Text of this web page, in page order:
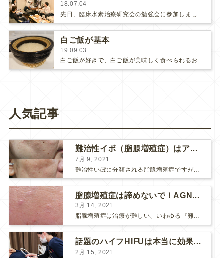
18.07.04
白ご飯が基本
19.09.03
白ご飯が好きで、白ご飯が美味しく食べられるおかずが家での食事の基準です。糖質制限が流行っている中、「そんなのダメ！」と言われて…
人気記事
難治性イボ（脂腺増殖症）はアグネスAGNESが効果的です！
7月 9, 2021
脂腺増殖症は諦めないで！AGNESアグネス治療でツルツル肌に！
3月 14, 2021
脂腺増殖症は治療が難しい、いわゆる『難治性イボ』です。 脂腺増殖症でググると、治療法として液体窒素、メスやパンチングによる外科的切除、炭酸ガスレーザーなどが出て来ますが、実際のところ、液体窒...
話題のハイフHIFUは本当に効果があるのか？
2月 15, 2021